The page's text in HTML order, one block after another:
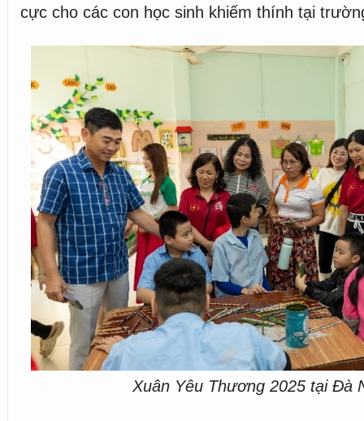
cực cho các con học sinh khiếm thính tại
Xuân Yêu Thương 2025 tại Đà